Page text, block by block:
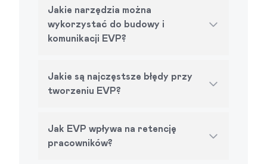
Jakie narzędzia można
wykorzystać do budowy i
komunikacji EVP?
Jakie są najczęstsze błędy przy
tworzeniu EVP?
Jak EVP wpływa na retencję
pracowników?